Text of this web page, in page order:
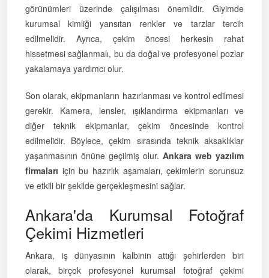
görünümleri üzerinde çalışılması önemlidir. Giyimde
kurumsal kimliği yansıtan renkler ve tarzlar tercih
edilmelidir. Ayrıca, çekim öncesi herkesin rahat
hissetmesi sağlanmalı, bu da doğal ve profesyonel pozlar
yakalamaya yardımcı olur.
Son olarak, ekipmanların hazırlanması ve kontrol edilmesi
gerekir. Kamera, lensler, ışıklandırma ekipmanları ve
diğer teknik ekipmanlar, çekim öncesinde kontrol
edilmelidir. Böylece, çekim sırasında teknik aksaklıklar
yaşanmasının önüne geçilmiş olur. Ankara web yazılım
firmaları için bu hazırlık aşamaları, çekimlerin sorunsuz
ve etkili bir şekilde gerçekleşmesini sağlar.
Ankara'da Kurumsal Fotoğraf
Çekimi Hizmetleri
Ankara, iş dünyasının kalbinin attığı şehirlerden biri
olarak, birçok profesyonel kurumsal fotoğraf çekimi